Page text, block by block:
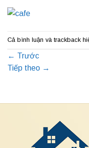
Cả bình luận và trackback
← Trước
Tiếp theo →